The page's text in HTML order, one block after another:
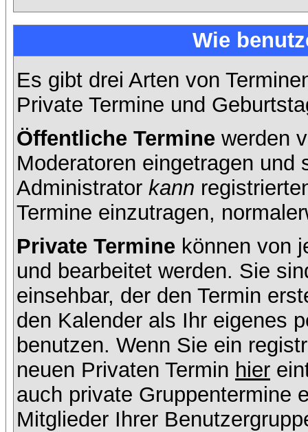
Wie
Es gibt drei Arten von
Private Termine und
Öffentliche Termine werden
Moderatoren eingetragen und
Administrator kann
Termine einzutragen,
Private Termine können von
und bearbeitet werden. Sie
einsehbar, der den Termin
den Kalender als Ihr eigenes
benutzen. Wenn Sie ein
neuen Privaten Termin hier
auch private Gruppentermine
Mitglieder Ihrer